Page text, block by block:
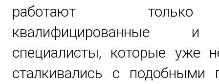
работают
квалифицированные
специалисты, которые уже
сталкивались с подобными